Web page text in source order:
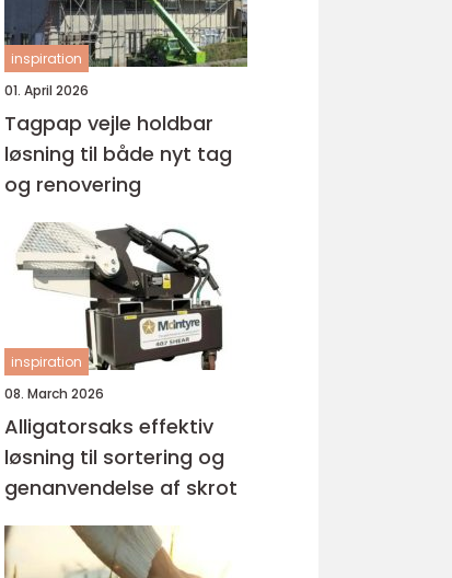
inspiration
01. April 2026
Tagpap vejle holdbar
løsning til både nyt tag
og renovering
inspiration
08. March 2026
Alligatorsaks effektiv
løsning til sortering og
genanvendelse af skrot